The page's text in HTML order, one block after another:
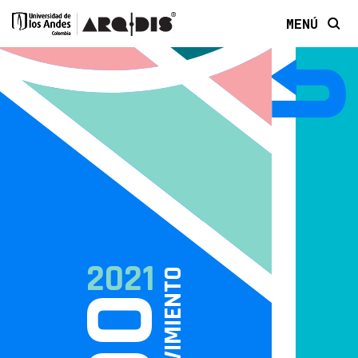
MENÚ
2021